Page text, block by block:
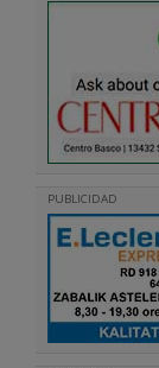
PUBLICIDAD